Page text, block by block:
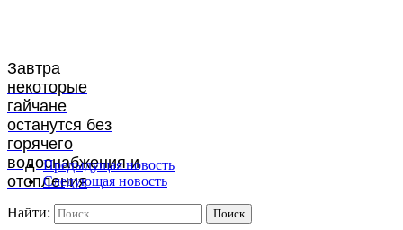
Завтра
некоторые
гайчане
останутся без
горячего
водоснабжения и
отопления
Предыдущая новость
Следующая новость
Найти: